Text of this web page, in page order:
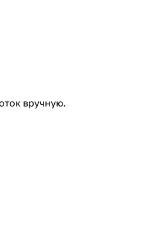
вручную.